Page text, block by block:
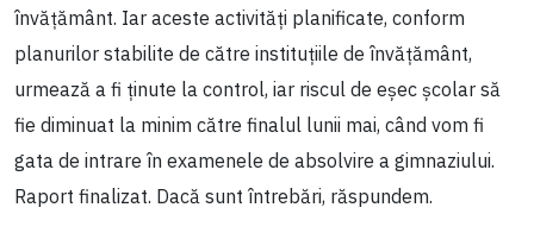
învățământ. Iar aceste activități planificate, conform
planurilor stabilite de către instituțiile de învățământ,
urmează a fi ținute la control, iar riscul de eșec școlar să
fie diminuat la minim către finalul lunii mai, când vom fi
gata de intrare în examenele de absolvire a gimnaziului.
Raport finalizat. Dacă sunt întrebări, răspundem.